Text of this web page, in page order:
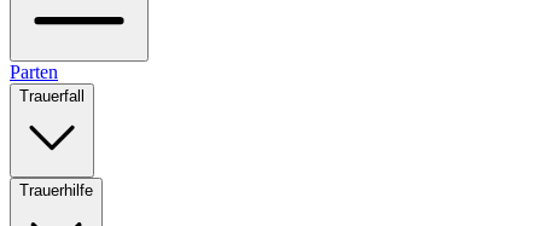
Parten
Trauerfall
Trauerhilfe